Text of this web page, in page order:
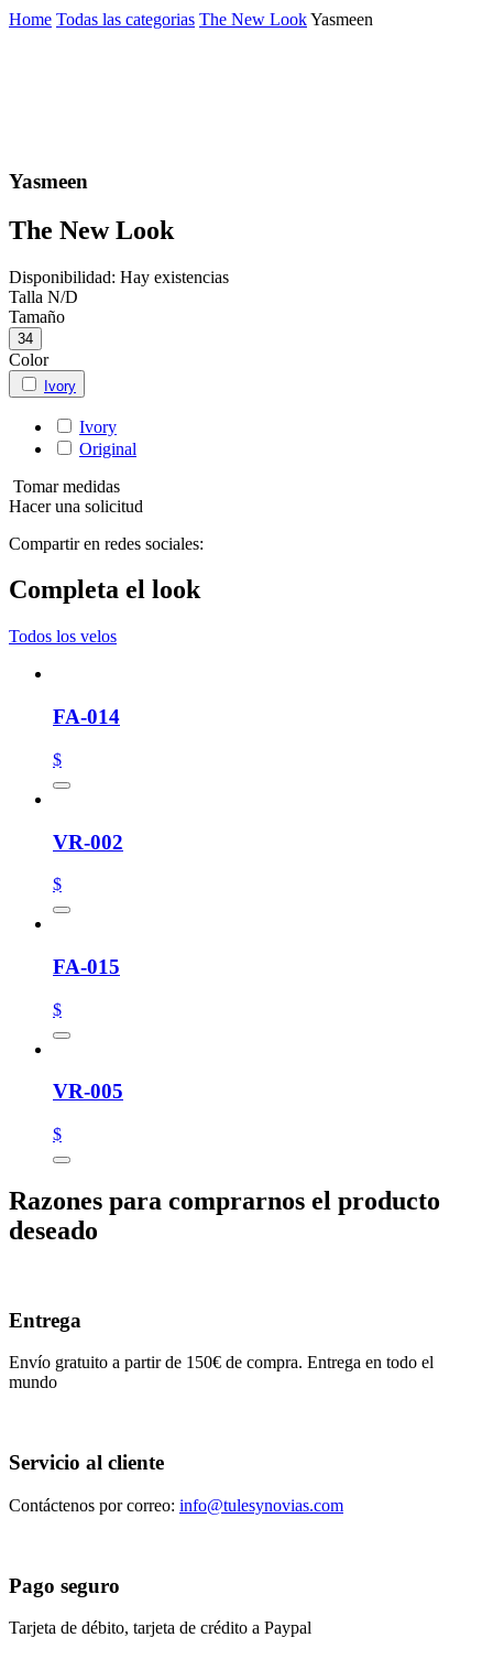
Home Todas las categorias The New LookYasmeen
Yasmeen
The New Look
Disponibilidad: Hay existencias
Talla N/D
Tamaño
34
Color
Ivory
Ivory
Original
Tomar medidas
Hacer una solicitud
Compartir en redes sociales:
Completa el look
Todos los velos
FA-014
$
VR-002
$
FA-015
$
VR-005
$
Razones para comprarnos el producto
deseado
Entrega
Envío gratuito a partir de 150€ de compra. Entrega en todo el
mundo
Servicio al cliente
Contáctenos por correo: info@tulesynovias.com
Pago seguro
Tarjeta de débito, tarjeta de crédito a Paypal